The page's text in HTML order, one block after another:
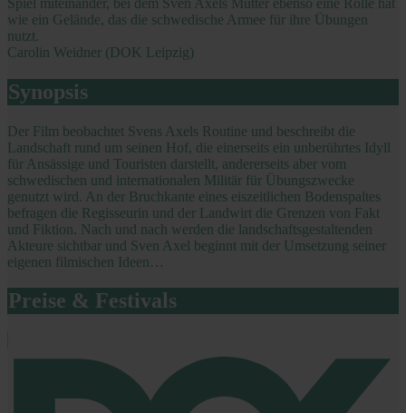
wie ein Gelände, das die schwedische Armee für ihre Übungen
nutzt.
Carolin Weidner (DOK Leipzig)
Synopsis
Der Film beobachtet Svens Axels Routine und beschreibt die
Landschaft rund um seinen Hof, die einerseits ein unberührtes Idyll
für Ansässige und Touristen darstellt, andererseits aber vom
schwedischen und internationalen Militär für Übungszwecke
genutzt wird. An der Bruchkante eines eiszeitlichen Bodenspaltes
befragen die Regisseurin und der Landwirt die Grenzen von Fakt
und Fiktion. Nach und nach werden die landschaftsgestaltenden
Akteure sichtbar und Sven Axel beginnt mit der Umsetzung seiner
eigenen filmischen Ideen…
Preise & Festivals